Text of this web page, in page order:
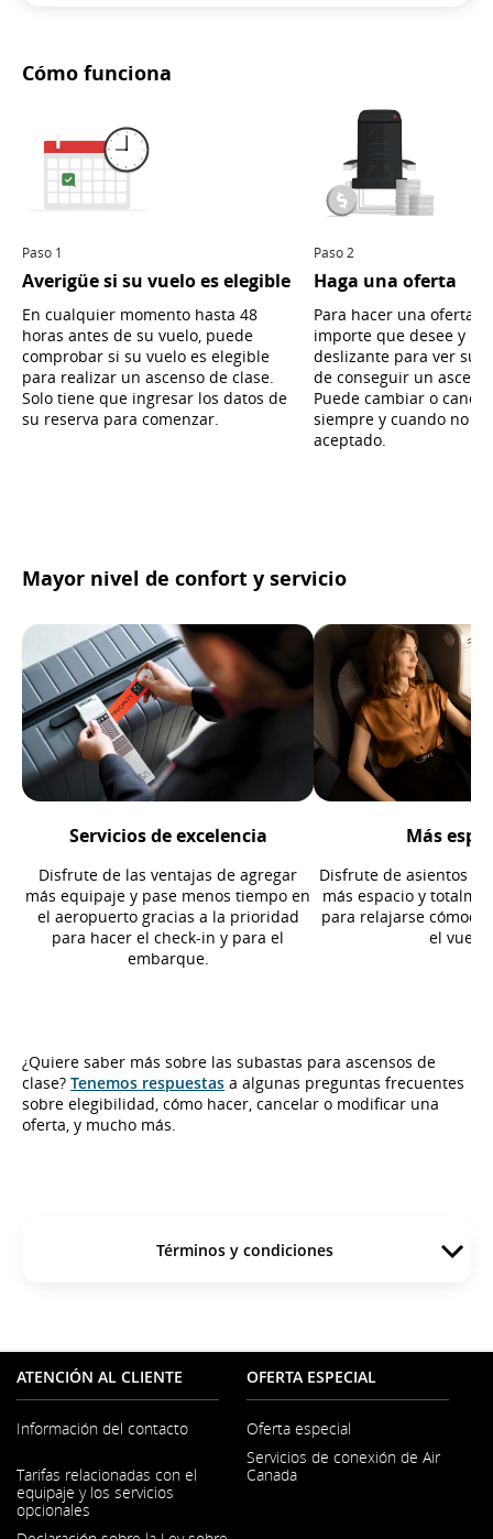
Cómo funciona
Paso 1
Averigüe si su vuelo es elegible
En cualquier momento hasta 48
horas antes de su vuelo, puede
comprobar si su vuelo es elegible
para realizar un ascenso de clase.
Solo tiene que ingresar los datos de
su reserva para comenzar.
Paso 2
Haga una oferta
Para hacer una oferta,
importe que desee y
deslizante para ver sus
de conseguir un
Puede cambiar o
siempre y cuando no
aceptado.
Mayor nivel de confort y servicio
Servicios de excelencia
Disfrute de las ventajas de agregar
más equipaje y pase menos tiempo en
el aeropuerto gracias a la prioridad
para hacer el check-in y para el
embarque.
Más
Disfrute de asientos
más espacio y
para relajarse
el vuelo.
¿Quiere saber más sobre las subastas para ascensos de
clase? Tenemos respuestas a algunas preguntas frecuentes
sobre elegibilidad, cómo hacer, cancelar o modificar una
oferta, y mucho más.
Términos y condiciones
ATENCIÓN AL CLIENTE
Información del contacto
abre
en
una
ventana
Tarifas relacionadas con el
equipaje y los servicios
opcionales
OFERTA ESPECIAL
Oferta especial
Servicios de conexión de Air
Canada